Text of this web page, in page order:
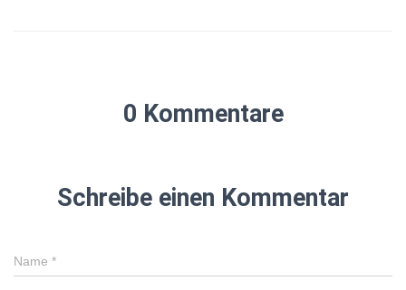
0 Kommentare
Schreibe einen Kommentar
Name *